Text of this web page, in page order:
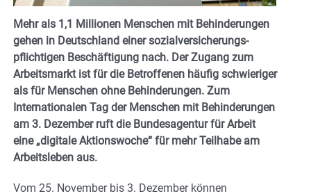
Mehr als 1,1 Millionen Menschen mit Behinderungen
gehen in Deutschland einer sozialversicherungs-
pflichtigen Beschäftigung nach. Der Zugang zum
Arbeitsmarkt ist für die Betroffenen häufig schwieriger
als für Menschen ohne Behinderungen. Zum
Internationalen Tag der Menschen mit Behinderungen
am 3. Dezember ruft die Bundesagentur für Arbeit
eine „digitale Aktionswoche“ für mehr Teilhabe am
Arbeitsleben aus.
Vom 25. November bis 3. Dezember können